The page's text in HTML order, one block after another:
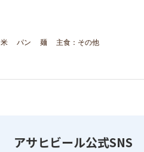
米 パン 麺 主食：その他
アサヒビール公式SNS